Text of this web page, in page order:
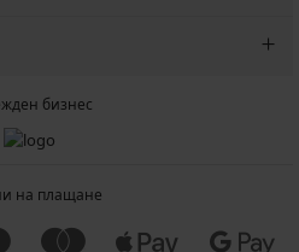
бизнес
на плащане